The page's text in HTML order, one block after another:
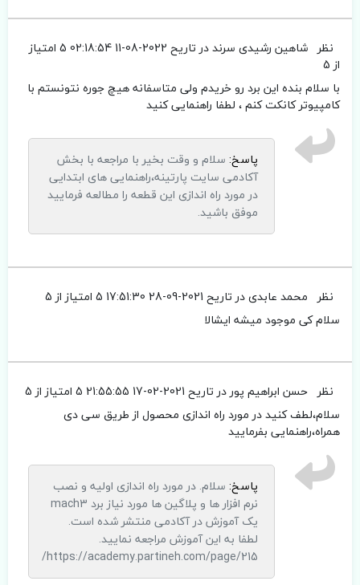
نظر شاهین رشیدی سرنددر تاریح 2022-08-11 02:18:54
5 امتیاز
از 5
با سلام بنده این برد رو خریدم ولی متاسفانه هیچ جوره نتونستم با
کامپیوتر کانکت کنم ، لطفا راهنمایی کنید
پاسخ: سلام و وقت بخیر با مراجعه با بخش
آکادمی سایت پارتینه،راهنمایی های ابتدایی
در مورد راه اندازی این قطعه را مطالعه فرمایید
موفق باشید.
نظر محمد عابدیدر تاریح 2021-09-28 17:51:30
5 امتیاز از 5
سلام کی موجود میشه ایشالا
نظر حسن ابراهیم پور در تاریح 2021-02-17 21:55:55
5 امتیاز از 5
سلام،لطف کنید در مورد راه اندازی محصول از طریق سی دی
همراه،راهنمایی بفرمایید
پاسخ: سلام. در مورد راه اندازی اولیه و نصب
نرم افزار ها و پلاگین ها مورد نیاز برد mach3
یک آموزش در آکادمی منتشر شده است.
لطفا به این آموزش مراجعه نمایید.
https://academy.partineh.com/page/215/